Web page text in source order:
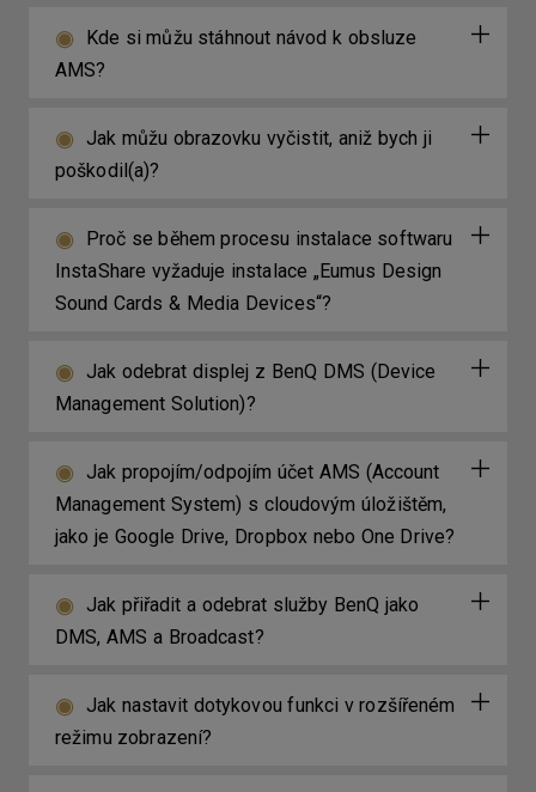
Kde si můžu stáhnout návod k obsluze
AMS?
Jak můžu obrazovku vyčistit, aniž bych ji
poškodil(a)?
Proč se během procesu instalace softwaru
InstaShare vyžaduje instalace „Eumus Design
Sound Cards & Media Devices“?
Jak odebrat displej z BenQ DMS (Device
Management Solution)?
Jak propojím/odpojím účet AMS (Account
Management System) s cloudovým úložištěm,
jako je Google Drive, Dropbox nebo One Drive?
Jak přiřadit a odebrat služby BenQ jako
DMS, AMS a Broadcast?
Jak nastavit dotykovou funkci v rozšířeném
režimu zobrazení?